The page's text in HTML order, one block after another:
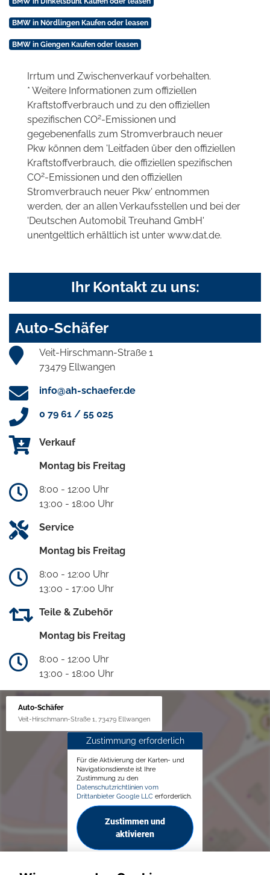
BMW in Nördlingen Kaufen oder leasen
BMW in Giengen Kaufen oder leasen
Irrtum und Zwischenverkauf vorbehalten.
* Weitere Informationen zum offiziellen
Kraftstoffverbrauch und zu den offiziellen
spezifischen CO2-Emissionen und
gegebenenfalls zum Stromverbrauch neuer
Pkw können dem 'Leitfaden über den offiziellen
Kraftstoffverbrauch, die offiziellen spezifischen
CO2-Emissionen und den offiziellen
Stromverbrauch neuer Pkw' entnommen
werden, der an allen Verkaufsstellen und bei der
'Deutschen Automobil Treuhand GmbH'
unentgeltlich erhältlich ist unter www.dat.de.
Ihr Kontakt zu uns:
Auto-Schäfer
Veit-Hirschmann-Straße 1
73479 Ellwangen
info@ah-schaefer.de
0 79 61 / 55 025
Verkauf
Montag bis Freitag
8:00 - 12:00 Uhr
13:00 - 18:00 Uhr
Service
Montag bis Freitag
8:00 - 12:00 Uhr
13:00 - 17:00 Uhr
Teile & Zubehör
Montag bis Freitag
8:00 - 12:00 Uhr
13:00 - 18:00 Uhr
Auto-Schäfer
Veit-Hirschmann-Straße 1, 73479 Ellwangen
Zustimmung erforderlich
Für die Aktivierung der Karten- und
Navigationsdienste ist Ihre
Zustimmung zu den
Datenschutzrichtlinien vom
Drittanbieter Google LLC erforderlich.
Zustimmen und
aktivieren